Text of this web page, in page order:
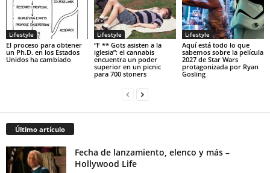
Lifestyle
El proceso para obtener
un Ph.D. en los Estados
Unidos ha cambiado
Lifestyle
“F ** Gots asisten a la
iglesia”: el cannabis
encuentra un poder
superior en un picnic
para 700 stoners
Lifestyle
Aquí está todo lo que
sabemos sobre la película
2027 de Star Wars
protagonizada por Ryan
Gosling
Último artículo
Fecha de lanzamiento, elenco y más –
Hollywood Life